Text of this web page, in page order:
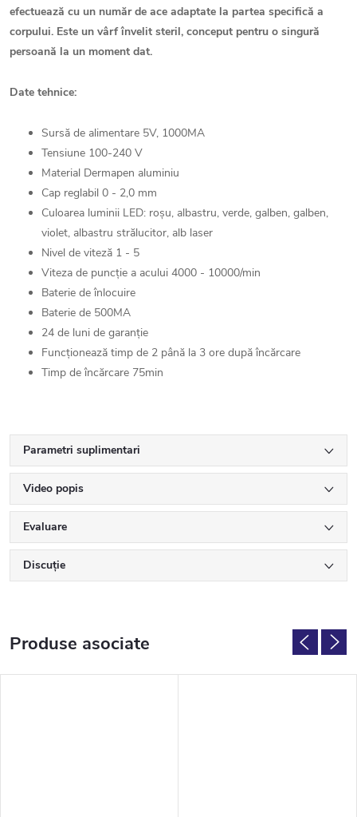
efectuează cu un număr de ace adaptate la partea specifică a
corpului. Este un vârf învelit steril, conceput pentru o singură
persoană la un moment dat.
Date tehnice:
Sursă de alimentare 5V, 1000MA
Tensiune 100-240 V
Material Dermapen aluminiu
Cap reglabil 0 - 2,0 mm
Culoarea luminii LED: roșu, albastru, verde, galben, galben,
violet, albastru strălucitor, alb laser
Nivel de viteză 1 - 5
Viteza de puncție a acului 4000 - 10000/min
Baterie de înlocuire
Baterie de 500MA
24 de luni de garanție
Funcționează timp de 2 până la 3 ore după încărcare
Timp de încărcare 75min
Parametri suplimentari
Video popis
Evaluare
Discuţie
Produse asociate